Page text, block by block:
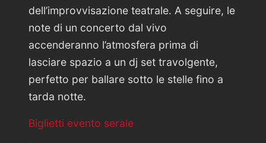
dell’improvvisazione teatrale. A seguire, le
note di un concerto dal vivo
accenderanno l’atmosfera prima di
lasciare spazio a un dj set travolgente,
perfetto per ballare sotto le stelle fino a
tarda notte.
Biglietti evento serale